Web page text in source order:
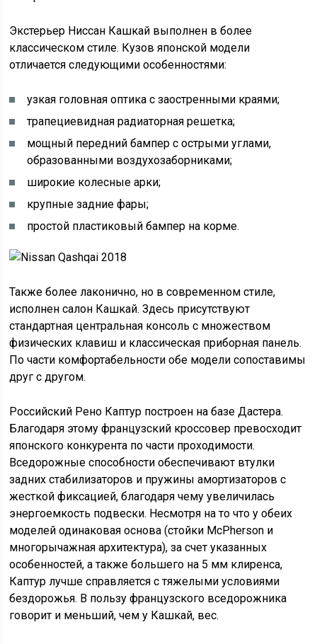
Экстерьер Ниссан Кашкай выполнен в более
классическом стиле. Кузов японской модели
отличается следующими особенностями:
узкая головная оптика с заостренными краями;
трапециевидная радиаторная решетка;
мощный передний бампер с острыми углами,
образованными воздухозаборниками;
широкие колесные арки;
крупные задние фары;
простой пластиковый бампер на корме.
Также более лаконично, но в современном стиле,
исполнен салон Кашкай. Здесь присутствуют
стандартная центральная консоль с множеством
физических клавиш и классическая приборная панель.
По части комфортабельности обе модели сопоставимы
друг с другом.
Российский Рено Каптур построен на базе Дастера.
Благодаря этому французский кроссовер превосходит
японского конкурента по части проходимости.
Вседорожные способности обеспечивают втулки
задних стабилизаторов и пружины амортизаторов с
жесткой фиксацией, благодаря чему увеличилась
энергоемкость подвески. Несмотря на то что у обеих
моделей одинаковая основа (стойки McPherson и
многорычажная архитектура), за счет указанных
особенностей, а также большего на 5 мм клиренса,
Каптур лучше справляется с тяжелыми условиями
бездорожья. В пользу французского вседорожника
говорит и меньший, чем у Кашкай, вес.